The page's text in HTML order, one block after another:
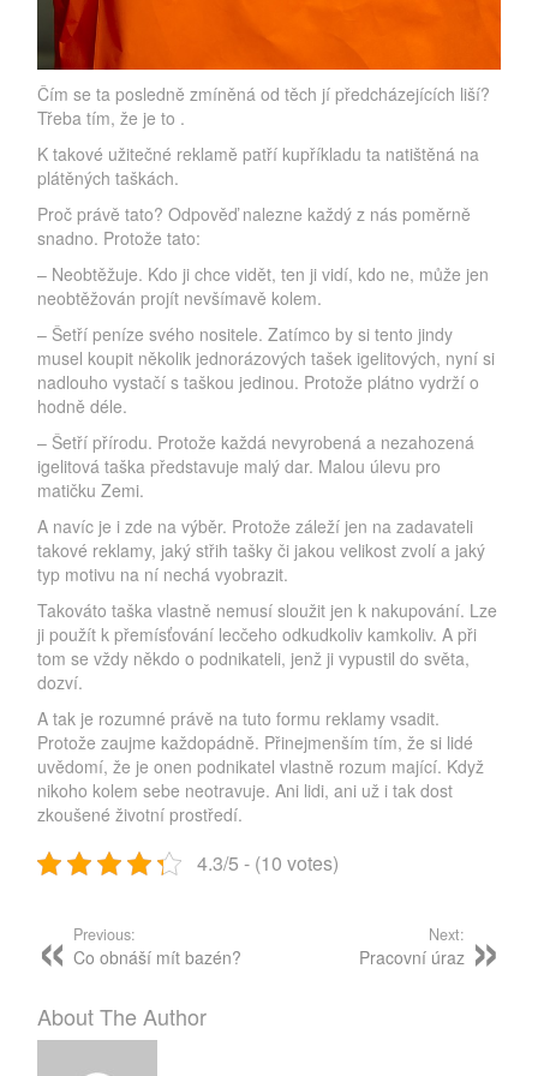
Čím se ta posledně zmíněná od těch jí předcházejících liší?
Třeba tím, že je to .
K takové užitečné reklamě patří kupříkladu ta natištěná na
plátěných taškách.
Proč právě tato? Odpověď nalezne každý z nás poměrně
snadno. Protože tato:
– Neobtěžuje. Kdo ji chce vidět, ten ji vidí, kdo ne, může jen
neobtěžován projít nevšímavě kolem.
– Šetří peníze svého nositele. Zatímco by si tento jindy
musel koupit několik jednorázových tašek igelitových, nyní si
nadlouho vystačí s taškou jedinou. Protože plátno vydrží o
hodně déle.
– Šetří přírodu. Protože každá nevyrobená a nezahozená
igelitová taška představuje malý dar. Malou úlevu pro
matičku Zemi.
A navíc je i zde na výběr. Protože záleží jen na zadavateli
takové reklamy, jaký střih tašky či jakou velikost zvolí a jaký
typ motivu na ní nechá vyobrazit.
Takováto taška vlastně nemusí sloužit jen k nakupování. Lze
ji použít k přemísťování lecčeho odkudkoliv kamkoliv. A při
tom se vždy někdo o podnikateli, jenž ji vypustil do světa,
dozví.
A tak je rozumné právě na tuto formu reklamy vsadit.
Protože zaujme každopádně. Přinejmenším tím, že si lidé
uvědomí, že je onen podnikatel vlastně rozum mající. Když
nikoho kolem sebe neotravuje. Ani lidi, ani už i tak dost
zkoušené životní prostředí.
4.3/5 - (10 votes)
navigation
Previous:
Co obnáší mít bazén?
Next:
Pracovní úraz
About The Author